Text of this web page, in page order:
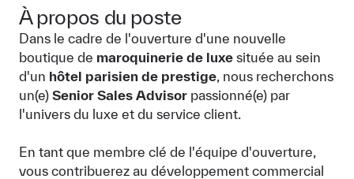
À propos du poste
Dans le cadre de l'ouverture d'une nouvelle
boutique de maroquinerie de luxe située au sein
d'un hôtel parisien de prestige, nous recherchons
un(e) Senior Sales Advisor passionné(e) par
l'univers du luxe et du service client.
En tant que membre clé de l'équipe d'ouverture,
vous contribuerez au développement commercial